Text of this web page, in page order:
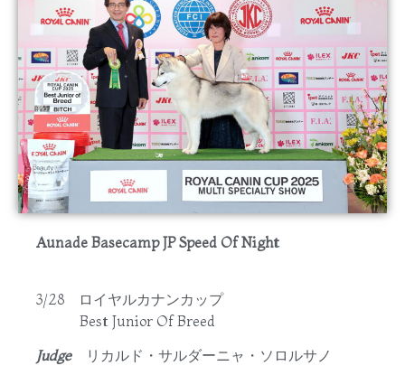
Aunade Basecamp JP Speed Of Night
3/28 ロイヤルカナンカップ
Best Junior Of Breed
Judge
リカルド・サルダーニャ・ソロルサノ